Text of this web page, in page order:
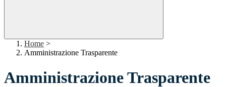
Home >
Amministrazione Trasparente
Amministrazione Trasparente